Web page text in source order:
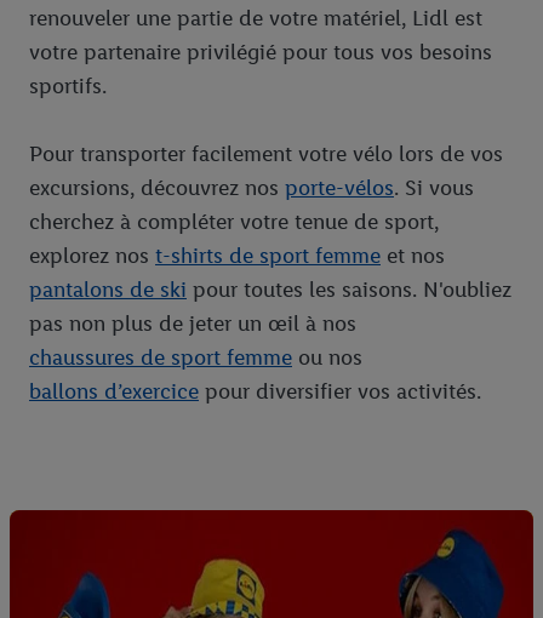
renouveler une partie de votre matériel, Lidl est
votre partenaire privilégié pour tous vos besoins
sportifs.
Pour transporter facilement votre vélo lors de vos
excursions, découvrez nos porte-vélos. Si vous
cherchez à compléter votre tenue de sport,
explorez nos t-shirts de sport femme et nos
pantalons de ski pour toutes les saisons. N'oubliez
pas non plus de jeter un œil à nos
chaussures de sport femme ou nos
ballons d’exercice pour diversifier vos activités.